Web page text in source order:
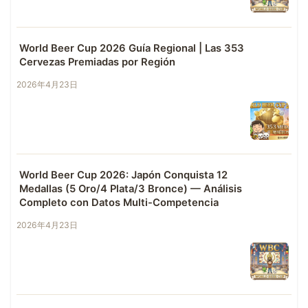
World Beer Cup 2026 Guía Regional | Las 353
Cervezas Premiadas por Región
2026年4月23日
World Beer Cup 2026: Japón Conquista 12
Medallas (5 Oro/4 Plata/3 Bronce) — Análisis
Completo con Datos Multi-Competencia
2026年4月23日